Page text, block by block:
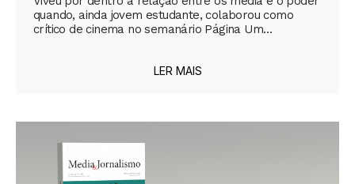
quando, ainda jovem estudante, colaborou como
crítico de cinema no semanário Página Um…
LER MAIS